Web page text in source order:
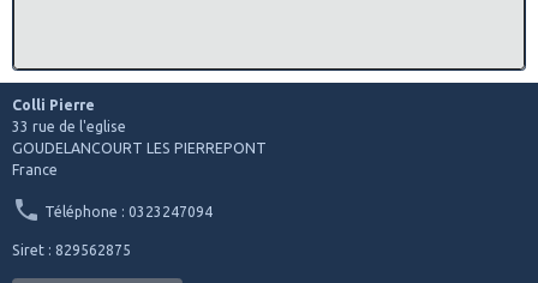
Colli Pierre
33 rue de l'eglise
GOUDELANCOURT LES PIERREPONT
France
Téléphone : 0323247094
Siret : 829562875